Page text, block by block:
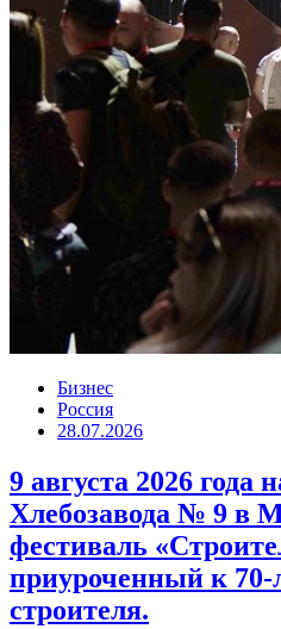
Бизнес
Россия
28.07.2026
9 августа 2026 года
Хлебозавода № 9 в
фестиваль
приуроченный к
строителя.